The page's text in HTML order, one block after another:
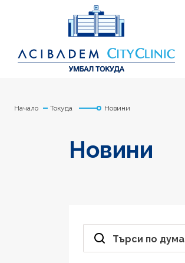
Начало Токуда Новини
Новини
Търси по дума